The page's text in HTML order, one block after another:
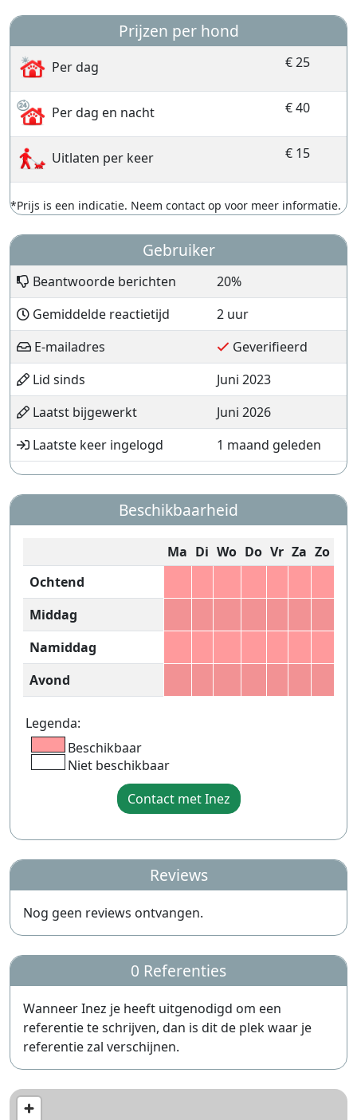
Prijzen per hond
Per dag € 25
Per dag en nacht € 40
Uitlaten per keer € 15
*Prijs is een indicatie. Neem contact op voor meer informatie.
Gebruiker
Beantwoorde berichten
20%
Gemiddelde reactietijd
2 uur
E-mailadres
Geverifieerd
Lid sinds
Juni 2023
Laatst bijgewerkt
Juni 2026
Laatste keer ingelogd
1 maand geleden
Beschikbaarheid
Ma Di Wo Do Vr Za Zo
Ochtend
Middag
Namiddag
Avond
Legenda:
Beschikbaar
Niet beschikbaar
Contact met Inez
Reviews
Nog geen reviews ontvangen.
0 Referenties
Wanneer Inez je heeft uitgenodigd om een
referentie te schrijven, dan is dit de plek waar je
referentie zal verschijnen.